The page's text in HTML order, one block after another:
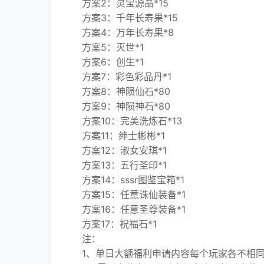
方案2：灵宝源晶*15
方案3：千年长寿果*15
方案4：万年长寿果*8
方案5：灭世*1
方案6：创生*1
方案7：彩色彩品丹*1
方案8：神陨仙石*80
方案9：神陨神石*80
方案10：完美洗炼石*13
方案11：绅士彬彬*1
方案12：淑女安琪*1
方案13：五行圣印*1
方案14：sssr图鉴宝箱*1
方案15：任意诛仙装备*1
方案16：任意圣尊装备*1
方案17：祝福石*1
注：
1、单日大额福利申请内容每个玩家各不相同